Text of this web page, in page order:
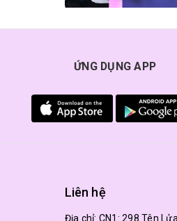
ỨNG DỤNG APP
Liên hệ
Địa chỉ: CN1: 298 Tên